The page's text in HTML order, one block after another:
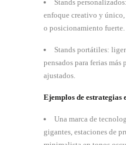
Stands
enfoque creativo y
o posicionamiento fuerte.
Stands portátiles:
pensados para ferias más
ajustados.
Ejemplos de estrategias
Una marca de
gigantes, estaciones de